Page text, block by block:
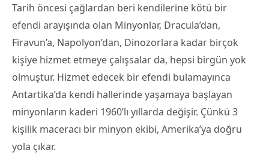
Tarih öncesi çağlardan beri kendilerine kötü bir
efendi arayışında olan Minyonlar, Dracula’dan,
Firavun’a, Napolyon’dan, Dinozorlara kadar birçok
kişiye hizmet etmeye çalışsalar da, hepsi birgün yok
olmuştur. Hizmet edecek bir efendi bulamayınca
Antartika’da kendi hallerinde yaşamaya başlayan
minyonların kaderi 1960’lı yıllarda değişir. Çünkü 3
kişilik maceracı bir minyon ekibi, Amerika’ya doğru
yola çıkar.